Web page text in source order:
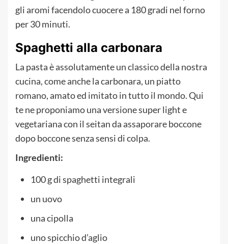
gli aromi facendolo cuocere a 180 gradi nel forno
per 30 minuti.
Spaghetti alla carbonara
La pasta è assolutamente un classico della nostra
cucina, come anche la carbonara, un piatto
romano, amato ed imitato in tutto il mondo. Qui
te ne proponiamo una versione super light e
vegetariana con il seitan da assaporare boccone
dopo boccone senza sensi di colpa.
Ingredienti:
100 g di spaghetti integrali
un uovo
una cipolla
uno spicchio d’aglio